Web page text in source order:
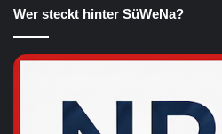
Wer steckt hinter SüWeNa?